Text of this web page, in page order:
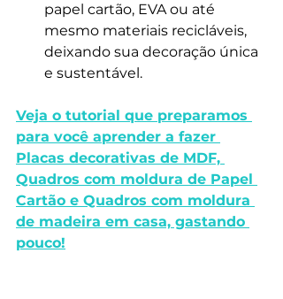
papel cartão, EVA ou até
mesmo materiais recicláveis,
deixando sua decoração única
e sustentável.
Veja o tutorial que preparamos
para você aprender a fazer
Placas decorativas de MDF,
Quadros com moldura de Papel
Cartão e Quadros com moldura
de madeira em casa, gastando
pouco!